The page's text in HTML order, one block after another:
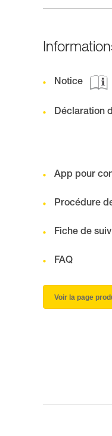
Notice
Déclaration
App pour
Procédure
Fiche de
FAQ
Voir la page